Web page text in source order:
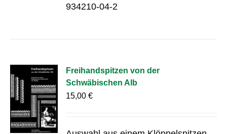
934210-04-2
Freihandspitzen von der
Schwäbischen Alb
15,00€